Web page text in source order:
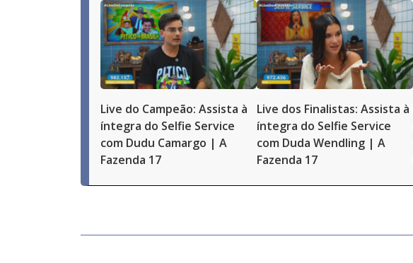
Live do Campeão: Assista à
íntegra do Selfie Service
com Dudu Camargo | A
Fazenda 17
Live dos Finalistas: Assista à
íntegra do Selfie Service
com Duda Wendling | A
Fazenda 17